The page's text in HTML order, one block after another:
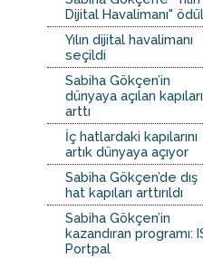
Dijital Havalimanı"
Yılın dijital havalimanı
seçildi
Sabiha Gökçen’in
dünyaya açılan kapıları
arttı
İç hatlardaki kapılarını
artık dünyaya açıyor
Sabiha Gökçen’de dış
hat kapıları arttırıldı
Sabiha Gökçen’in
kazandıran programı:
Portpal